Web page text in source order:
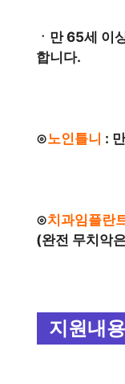
ㆍ만 65세 이
합니다.
⊙노인틀니 :
⊙치과임플란
(완전 무치악
지원내용